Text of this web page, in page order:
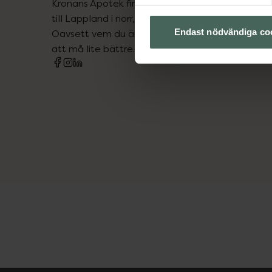
Endast nödvändiga
Kronans Apotek finns här för dig. Du hittar oss
till Lappland i norr, och online i mobilen och på
Oavsett vem du är så är det vårt uppdrag att
att må lite bättre. Välkommen att prata med